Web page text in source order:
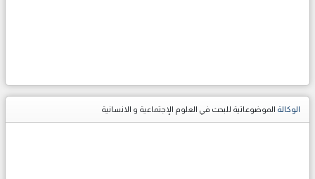
الوكالة الموضوعاتية للبحث في العلوم الإجتماعية و الانسانية